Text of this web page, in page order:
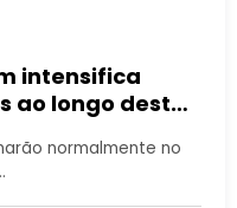
intensifica
ao longo desta
normalmente no